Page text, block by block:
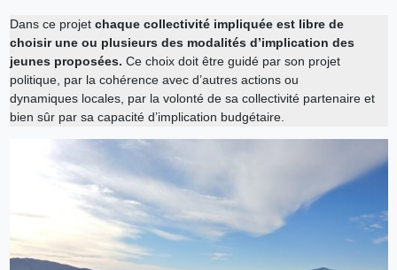
Dans ce projet chaque collectivité impliquée est libre de
choisir une ou plusieurs des modalités d’implication des
jeunes proposées. Ce choix doit être guidé par son projet
politique, par la cohérence avec d’autres actions ou
dynamiques locales, par la volonté de sa collectivité partenaire et
bien sûr par sa capacité d’implication budgétaire.